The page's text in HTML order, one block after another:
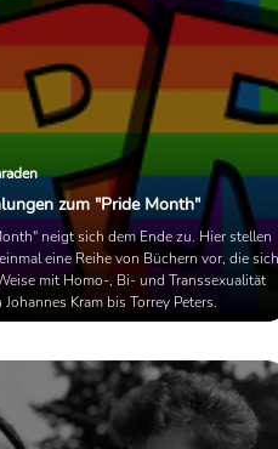
zum "Pride Month"
neigt sich dem Ende zu. Hier stellen
eine Reihe von Büchern vor, die sich
mit Homo-, Bi- und Transsexualität
Kram bis Torrey Peters.